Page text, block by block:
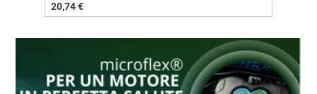
20,74 €